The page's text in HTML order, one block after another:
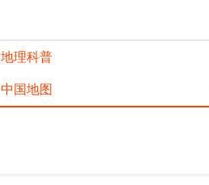
地理科普
中国地图